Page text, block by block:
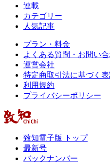
連載
カテゴリー
人気記事
プラン・料金
よくある質問・お問い
運営会社
特定商取引法に基づく
利用規約
プライバシーポリシー
致知電子版 トップ
最新号
バックナンバー